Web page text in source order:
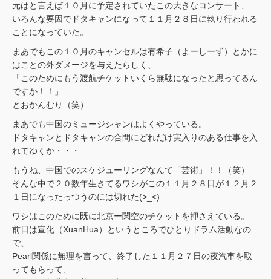
元はと言えば１０月に予定されていたこの大きなコンサート、
いろんな要因でドタキャンになって１１月２８日に執り行われる
ことになっていた。
まあでもこの１０月のキャンセルは有希子（よーしーず）とかに
はことの外ダメージを与えたらしく、
「このためにもう渡航チケットいくら無駄になったと思ってるん
ですか！！」
とおかんむり（笑）
まあでも中国のミュージシャンはよくやっている。
ドタキャンとドタキャンの合間にどれだけ実入りのある仕事を入
れてゆくか・・・
もうね、中国でのスケジューリングなんて「芸術」！！（笑）
そんな中で２０数年生きてるワシがこの１１月２８日が１２月２
１日になったっつうのには切れた(>_<)
ワシはこのために既に北京ー関空のチケットを押さえている。
前日は宣化（XuanHua）というところでひとりドラム活動なの
で、
Pearl関係に無理を言って、終了した１１月２７日の夜汽車を取
ってもらって、